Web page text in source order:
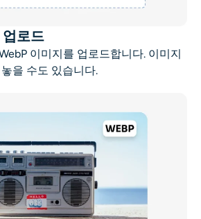
업로드
이미지를 업로드합니다. 이미지
을 수도 있습니다.